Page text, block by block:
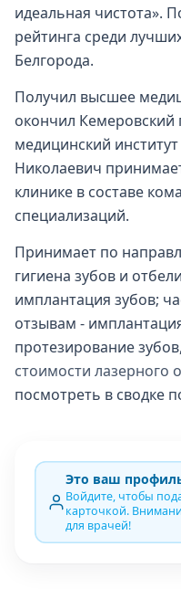
идеальная чистота».
рейтинга среди
Белгорода.
Получил высшее
окончил Кемеровский
медицинский
Николаевич
клинике в составе
специализаций.
Принимает по
гигиена зубов и
имплантация зубов;
отзывам -
протезирование
стоимости лазерного
посмотреть в сводке
Это ваш
Войдите, чтобы
карточкой.
для врачей!